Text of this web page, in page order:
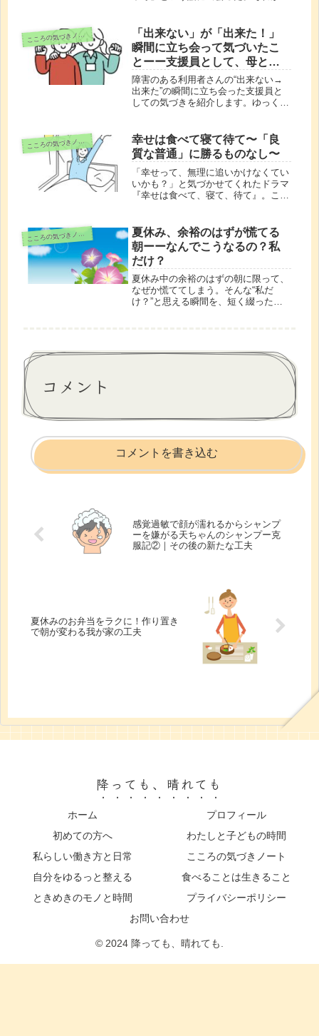
版された本だが、大人も子どもも本選
びに迷ったら、オススメの一冊。
こ
ころの気づきノート
「出来ない」が「出来た！」
瞬間に立ち会って気づいたこ
とーー支援員として、母とし
て感じた“成長の本質”ーー
障害のある利用者さんの“出来ない→
出来た”の瞬間に立ち会った支援員と
しての気づきを紹介します。ゆっくり
と」の大切さを綴りました。
こ
ころの気づきノート
幸せは食べて寝て待て〜「良
質な普通」に勝るものなし〜
「幸せって、無理に追いかけなくてい
いかも？」と気づかせてくれたドラマ
『幸せは食べて、寝て、待て』。この
しと、そこにある幸せについて綴って
います。
こ
ころの気づきノート
夏休み、余裕のはずが慌てる
朝ーーなんでこうなるの？私
だけ？
夏休み中の余裕のはずの朝に限って、
なぜか慌ててしまう。そんな“私だ
け？”と思える瞬間を、短く綴った共
コメント
コメントを書き込む
感覚過敏で顔が濡れるからシャンプ
ーを嫌がる天ちゃんのシャンプー克
服記②｜その後の新たな工夫
夏休みのお弁当をラクに！作り置き
で朝が変わる我が家の工夫
降っても、晴れても
ホーム
プロフィール
初めての方へ
わたしと子どもの時間
私らしい働き方と日常
こころの気づきノート
自分をゆるっと整える
食べることは生きること
ときめきのモノと時間
プライバシーポリシー
お問い合わせ
© 2024 降っても、晴れても.